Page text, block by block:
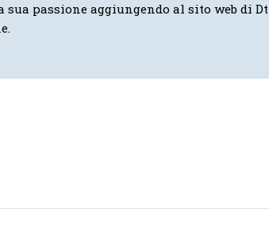
sua passione aggiungendo al sito web di